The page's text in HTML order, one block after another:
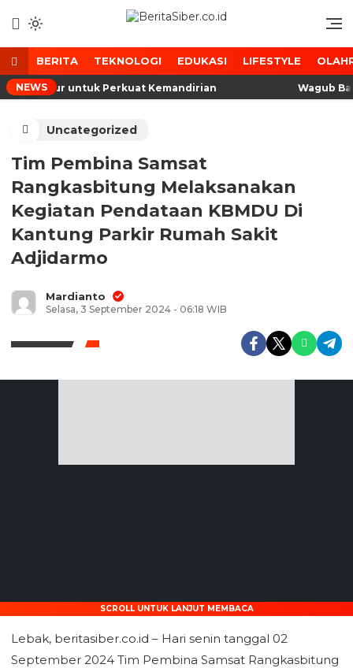
konten
BERITA TEKNOLOGI EDUKASI LIFESTYLE
NEWS
Tidur untuk Perkuat Kemandirian Wagub
Uncategorized
Tim Pembina Samsat
Rangkasbitung Melaksanakan
Kegiatan Pendataan KBMDU Di
Kantung Parkir Rumah Sakit
Adjidarmo
Mardianto
Selasa, 3 September 2024 - 06:18 WIB
SCROLL UNTUK LANJUT MEMBACA
Lebak, beritasiber.co.id – Hari senin tanggal 02
September 2024 Tim Pembina Samsat Rangkasbitung